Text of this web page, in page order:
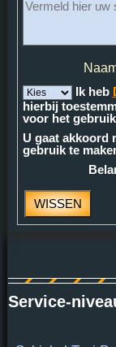
Ik heb
hierbij
voor het
U gaat akkoord
gebruik te
Service-